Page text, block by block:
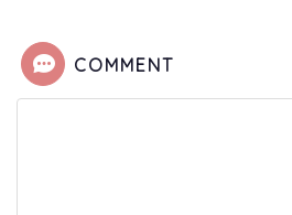
COMMENT